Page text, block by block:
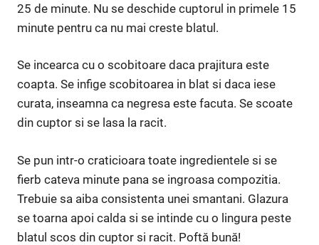
25 de minute. Nu se deschide cuptorul in primele 15
minute pentru ca nu mai creste blatul.
Se incearca cu o scobitoare daca prajitura este
coapta. Se infige scobitoarea in blat si daca iese
curata, inseamna ca negresa este facuta. Se scoate
din cuptor si se lasa la racit.
Se pun intr-o craticioara toate ingredientele si se
fierb cateva minute pana se ingroasa compozitia.
Trebuie sa aiba consistenta unei smantani. Glazura
se toarna apoi calda si se intinde cu o lingura peste
blatul scos din cuptor si racit. Poftă bună!